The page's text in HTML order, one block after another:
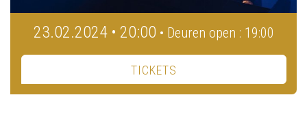
23.02.2024 • 20:00 • Deuren open : 19:00
TICKETS